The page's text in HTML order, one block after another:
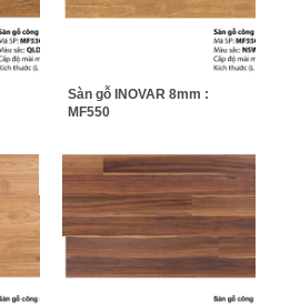
Sàn gỗ INOVAR 8mm :
MF550